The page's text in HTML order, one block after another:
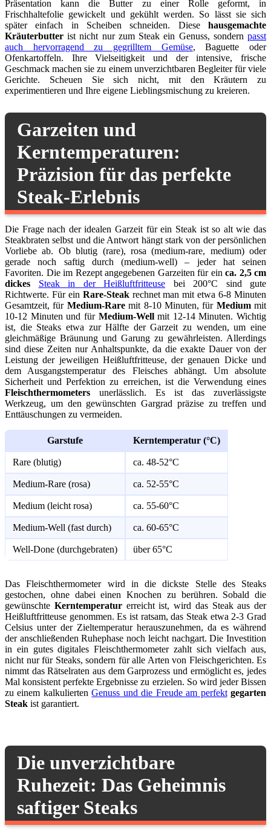
Präsentation kann die Butter zu einer Rolle geformt, in
Frischhaltefolie gewickelt und gekühlt werden. So lässt sie sich
später einfach in Scheiben schneiden. Diese hausgemachte
Kräuterbutter ist nicht nur zum Steak ein Genuss, sondern passt
auch hervorragend zu gegrilltem Gemüse, Baguette oder
Ofenkartoffeln. Ihre Vielseitigkeit und der intensive, frische
Geschmack machen sie zu einem unverzichtbaren Begleiter für viele
Gerichte. Scheuen Sie sich nicht, mit den Kräutern zu
experimentieren und Ihre eigene Lieblingsmischung zu kreieren.
Garzeiten und
Kerntemperaturen:
Präzision für das perfekte
Steak-Erlebnis
Die Frage nach der idealen Garzeit für ein Steak ist so alt wie das
Steakbraten selbst und die Antwort hängt stark von der persönlichen
Vorliebe ab. Ob blutig (rare), rosa (medium-rare, medium) oder
gerade noch saftig durch (medium-well) – jeder hat seinen
Favoriten. Die im Rezept angegebenen Garzeiten für ein ca. 2,5 cm
dickes Steak in der Heißluftfritteuse bei 200°C sind gute
Richtwerte. Für ein Rare-Steakrechnet man mit etwa 6-8 Minuten
Gesamtzeit, für Medium-Raremit 8-10 Minuten, für Mediummit
10-12 Minuten und für Medium-Wellmit 12-14 Minuten. Wichtig
ist, die Steaks etwa zur Hälfte der Garzeit zu wenden, um eine
gleichmäßige Bräunung und Garung zu gewährleisten. Allerdings
sind diese Zeiten nur Anhaltspunkte, da die exakte Dauer von der
Leistung der jeweiligen Heißluftfritteuse, der genauen Dicke und
dem Ausgangstemperatur des Fleisches abhängt. Um absolute
Sicherheit und Perfektion zu erreichen, ist die Verwendung eines
Fleischthermometers unerlässlich. Es ist das zuverlässigste
Werkzeug, um den gewünschten Gargrad präzise zu treffen und
Enttäuschungen zu vermeiden.
Garstufe Kerntemperatur (°C)
Rare (blutig) ca. 48-52°C
Medium-Rare (rosa) ca. 52-55°C
Medium (leicht rosa) ca. 55-60°C
Medium-Well (fast durch) ca. 60-65°C
Well-Done (durchgebraten) über 65°C
Das Fleischthermometer wird in die dickste Stelle des Steaks
gestochen, ohne dabei einen Knochen zu berühren. Sobald die
gewünschte Kerntemperaturerreicht ist, wird das Steak aus der
Heißluftfritteuse genommen. Es ist ratsam, das Steak etwa 2-3 Grad
Celsius unter der Zieltemperatur herauszunehmen, da es während
der anschließenden Ruhephase noch leicht nachgart. Die Investition
in ein gutes digitales Fleischthermometer zahlt sich vielfach aus,
nicht nur für Steaks, sondern für alle Arten von Fleischgerichten. Es
nimmt das Rätselraten aus dem Garprozess und ermöglicht es, jedes
Mal konsistent perfekte Ergebnisse zu erzielen. So wird jeder Bissen
zu einem kalkuliertenGenuss und die Freude am perfektgegarten
Steak ist garantiert.
Die unverzichtbare
Ruhezeit: Das Geheimnis
saftiger Steaks